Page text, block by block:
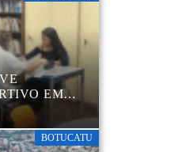
EM
BOTUCATU